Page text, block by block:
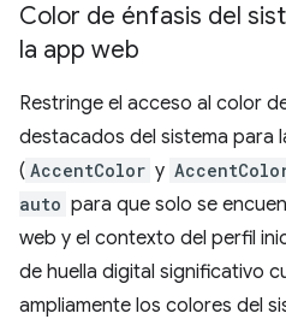
Color de énfasis del
la app web
Restringe el acceso al color
destacados del sistema para
( AccentColor y
auto para que solo se
web y el contexto del perfil
de huella digital significativo
ampliamente los colores del